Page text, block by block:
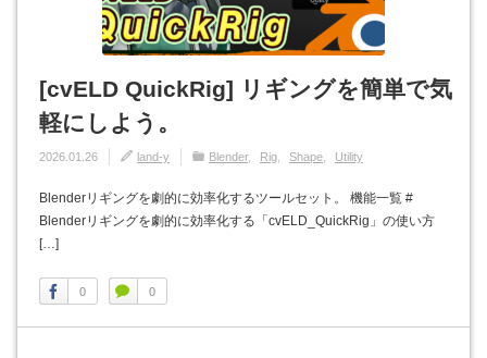
[cvELD QuickRig] リギングを簡単で気
軽にしよう。
2026.01.26 land-y Blender Rig Shape Utility
Blenderリギングを劇的に効率化するツールセット。 機能一覧 #
Blenderリギングを劇的に効率化する「cvELD_QuickRig」の使い方
[…]
0 0